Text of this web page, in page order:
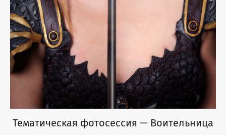
Тематическая фотосессия — Воительница